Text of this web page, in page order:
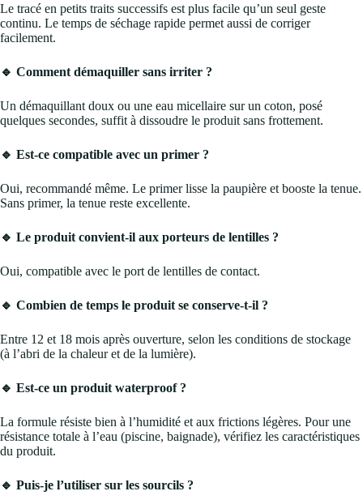
Le tracé en petits traits successifs est plus facile qu’un seul geste
continu. Le temps de séchage rapide permet aussi de corriger
facilement.
🔹 Comment démaquiller sans irriter ?
Un démaquillant doux ou une eau micellaire sur un coton, posé
quelques secondes, suffit à dissoudre le produit sans frottement.
🔹 Est-ce compatible avec un primer ?
Oui, recommandé même. Le primer lisse la paupière et booste la tenue.
Sans primer, la tenue reste excellente.
🔹 Le produit convient-il aux porteurs de lentilles ?
Oui, compatible avec le port de lentilles de contact.
🔹 Combien de temps le produit se conserve-t-il ?
Entre 12 et 18 mois après ouverture, selon les conditions de stockage
(à l’abri de la chaleur et de la lumière).
🔹 Est-ce un produit waterproof ?
La formule résiste bien à l’humidité et aux frictions légères. Pour une
résistance totale à l’eau (piscine, baignade), vérifiez les caractéristiques
du produit.
🔹 Puis-je l’utiliser sur les sourcils ?